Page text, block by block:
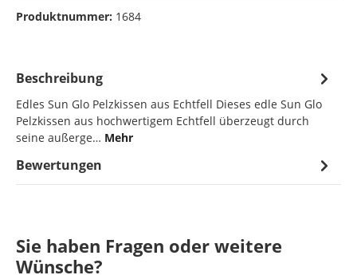
Produktnummer: 1684
Beschreibung
Edles Sun Glo Pelzkissen aus Echtfell Dieses edle Sun Glo
Pelzkissen aus hochwertigem Echtfell überzeugt durch
seine außerge… Mehr
Bewertungen
Sie haben Fragen oder weitere
Wünsche?